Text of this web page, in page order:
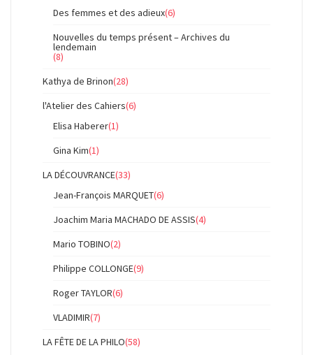
Des femmes et des adieux(6)
Nouvelles du temps présent – Archives du
lendemain
(8)
Kathya de Brinon(28)
l'Atelier des Cahiers(6)
Elisa Haberer(1)
Gina Kim(1)
LA DÉCOUVRANCE(33)
Jean-François MARQUET(6)
Joachim Maria MACHADO DE ASSIS(4)
Mario TOBINO(2)
Philippe COLLONGE(9)
Roger TAYLOR(6)
VLADIMIR(7)
LA FÊTE DE LA PHILO(58)